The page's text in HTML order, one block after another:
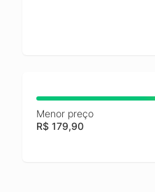
Menor preço
R$ 179,90